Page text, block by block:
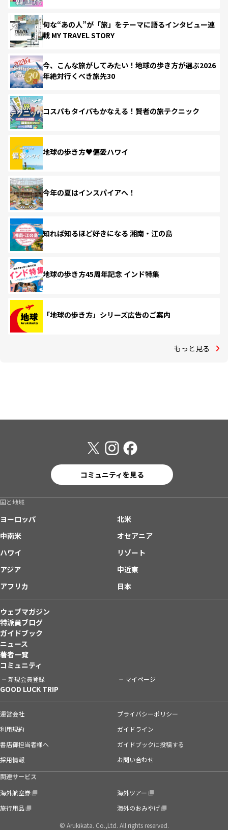
旬な“あの人”が「旅」をテーマに語るインタビュー連
載 MY TRAVEL STORY
今、こんな旅がしてみたい！地球の歩き方が選ぶ2026
年絶対行くべき旅先30
コスパもタイパもかなえる！賢者の旅テクニック
地球の歩き方♥偏愛ハワイ
今年の夏はインスパイアへ！
知れば知るほど好きになる 湘南・江の島
地球の歩き方45周年記念 インド特集
「地球の歩き方」シリーズ広告のご案内
もっと見る
コミュニティを見る
国と地域
ヨーロッパ
北米
中南米
オセアニア
ハワイ
リゾート
アジア
中近東
アフリカ
日本
ウェブマガジン
特派員ブログ
ガイドブック
ニュース
著者一覧
コミュニティ
新規会員登録 マイページ
GOOD LUCK TRIP
運営会社
プライバシーポリシー
利用規約
ガイドライン
書店御担当者様へ
ガイドブックに投稿する
採用情報
お問い合わせ
関連サービス
海外航空券
海外ツアー
旅行用品
海外のおみやげ
© Arukikata. Co.,Ltd. All rights reserved.